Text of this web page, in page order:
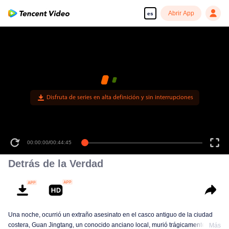
es Abrir App
Disfruta de series en alta definición y sin interrupciones
00:00:00/00:44:45
Detrás de la Verdad
Una noche, ocurrió un extraño asesinato en el casco antiguo de la ciudad
costera, Guan Jingtang, un conocido anciano local, murió trágicamente enMás